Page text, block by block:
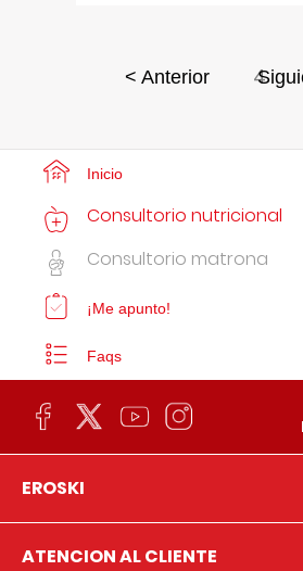
< Anterior 4
Inicio
Consultorio nutricional
Consultorio matrona
¡Me apunto!
Faqs
EROSKI
ATENCION AL CLIENTE